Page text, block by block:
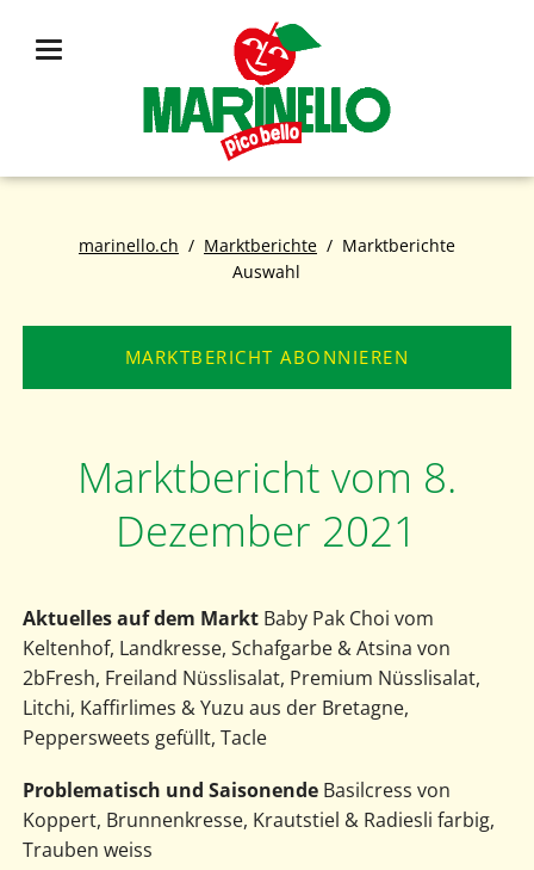
marinello.ch Marktberichte
Marktberichte
Auswahl
MARKTBERICHT ABONNIEREN
Marktbericht vom 8.
Dezember 2021
Aktuelles auf dem MarktBaby Pak Choi vom
Keltenhof, Landkresse, Schafgarbe & Atsina von
2bFresh, Freiland Nüsslisalat, Premium Nüsslisalat,
Litchi, Kaffirlimes & Yuzu aus der Bretagne,
Peppersweets gefüllt, Tacle
Problematisch und SaisonendeBasilcress von
Koppert, Brunnenkresse, Krautstiel & Radiesli farbig,
Trauben weiss